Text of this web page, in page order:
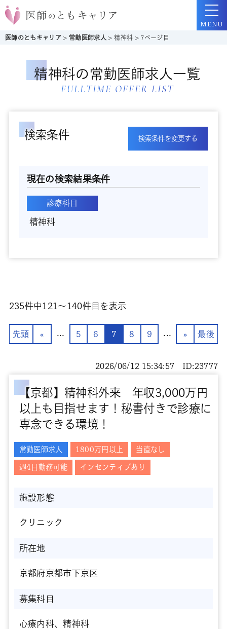
医師のともキャリア >常勤医師求人 >精神科 > 7ページ目
MENU
精神科の常勤医師求人一覧
FULLTIME OFFER LIST
検索条件 検索条件を変更する
現在の検索結果条件
診療科目
精神科
235件中121〜140件目を表示
先頭 « ... 5 6 7 8 9 ... » 最後
【京都】精神科外来 年収3,000万円
以上も目指せます！秘書付きで診療に
専念できる環境！
2026/06/12 15:34:57 ID:23777
常勤医師求人 1800万円以上 当直なし
週4日勤務可能 インセンティブあり
施設形態
クリニック
所在地
京都府京都市下京区
募集科目
心療内科、精神科